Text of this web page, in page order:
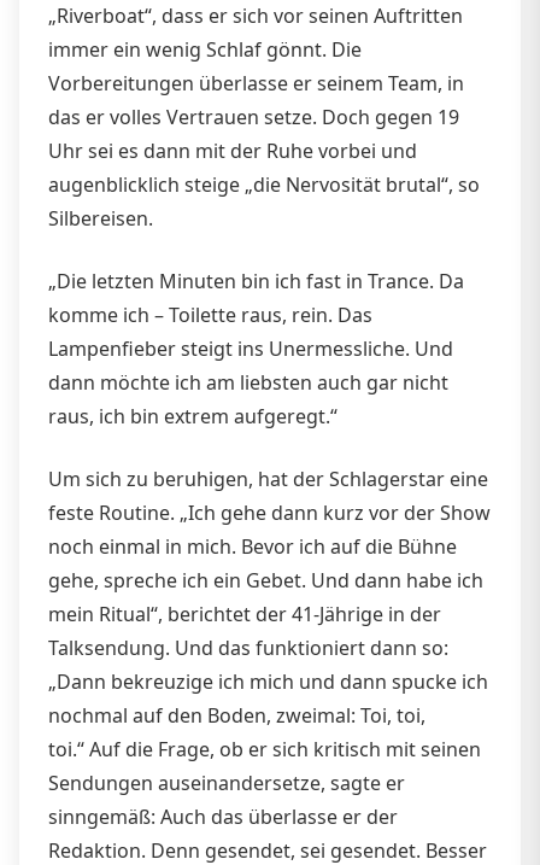
„Riverboat“, dass er sich vor seinen Auftritten
immer ein wenig Schlaf gönnt. Die
Vorbereitungen überlasse er seinem Team, in
das er volles Vertrauen setze. Doch gegen 19
Uhr sei es dann mit der Ruhe vorbei und
augenblicklich steige „die Nervosität brutal“, so
Silbereisen.
„Die letzten Minuten bin ich fast in Trance. Da
komme ich – Toilette raus, rein. Das
Lampenfieber steigt ins Unermessliche. Und
dann möchte ich am liebsten auch gar nicht
raus, ich bin extrem aufgeregt.“
Um sich zu beruhigen, hat der Schlagerstar eine
feste Routine. „Ich gehe dann kurz vor der Show
noch einmal in mich. Bevor ich auf die Bühne
gehe, spreche ich ein Gebet. Und dann habe ich
mein Ritual“, berichtet der 41-Jährige in der
Talksendung. Und das funktioniert dann so:
„Dann bekreuzige ich mich und dann spucke ich
nochmal auf den Boden, zweimal: Toi, toi,
toi.“ Auf die Frage, ob er sich kritisch mit seinen
Sendungen auseinandersetze, sagte er
sinngemäß: Auch das überlasse er der
Redaktion. Denn gesendet, sei gesendet. Besser